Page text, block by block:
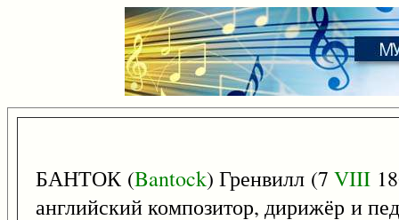
БАНТОК (Bantock) Гренвилл (7VIII
английский композитор, дирижёр и